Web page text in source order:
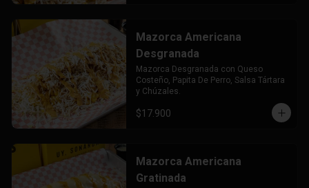
Mazorca Americana
Desgranada
Mazorca Desgranada con Queso
Costeño, Papita De Perro, Salsa Tártara
y Chúzales.
$17.900
Mazorca Americana
Gratinada